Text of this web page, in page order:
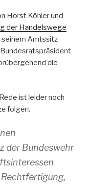
Horst Köhler und
der Handelswege
seinem Amtssitz
die
ist leider noch
folgen.
der Bundeswehr